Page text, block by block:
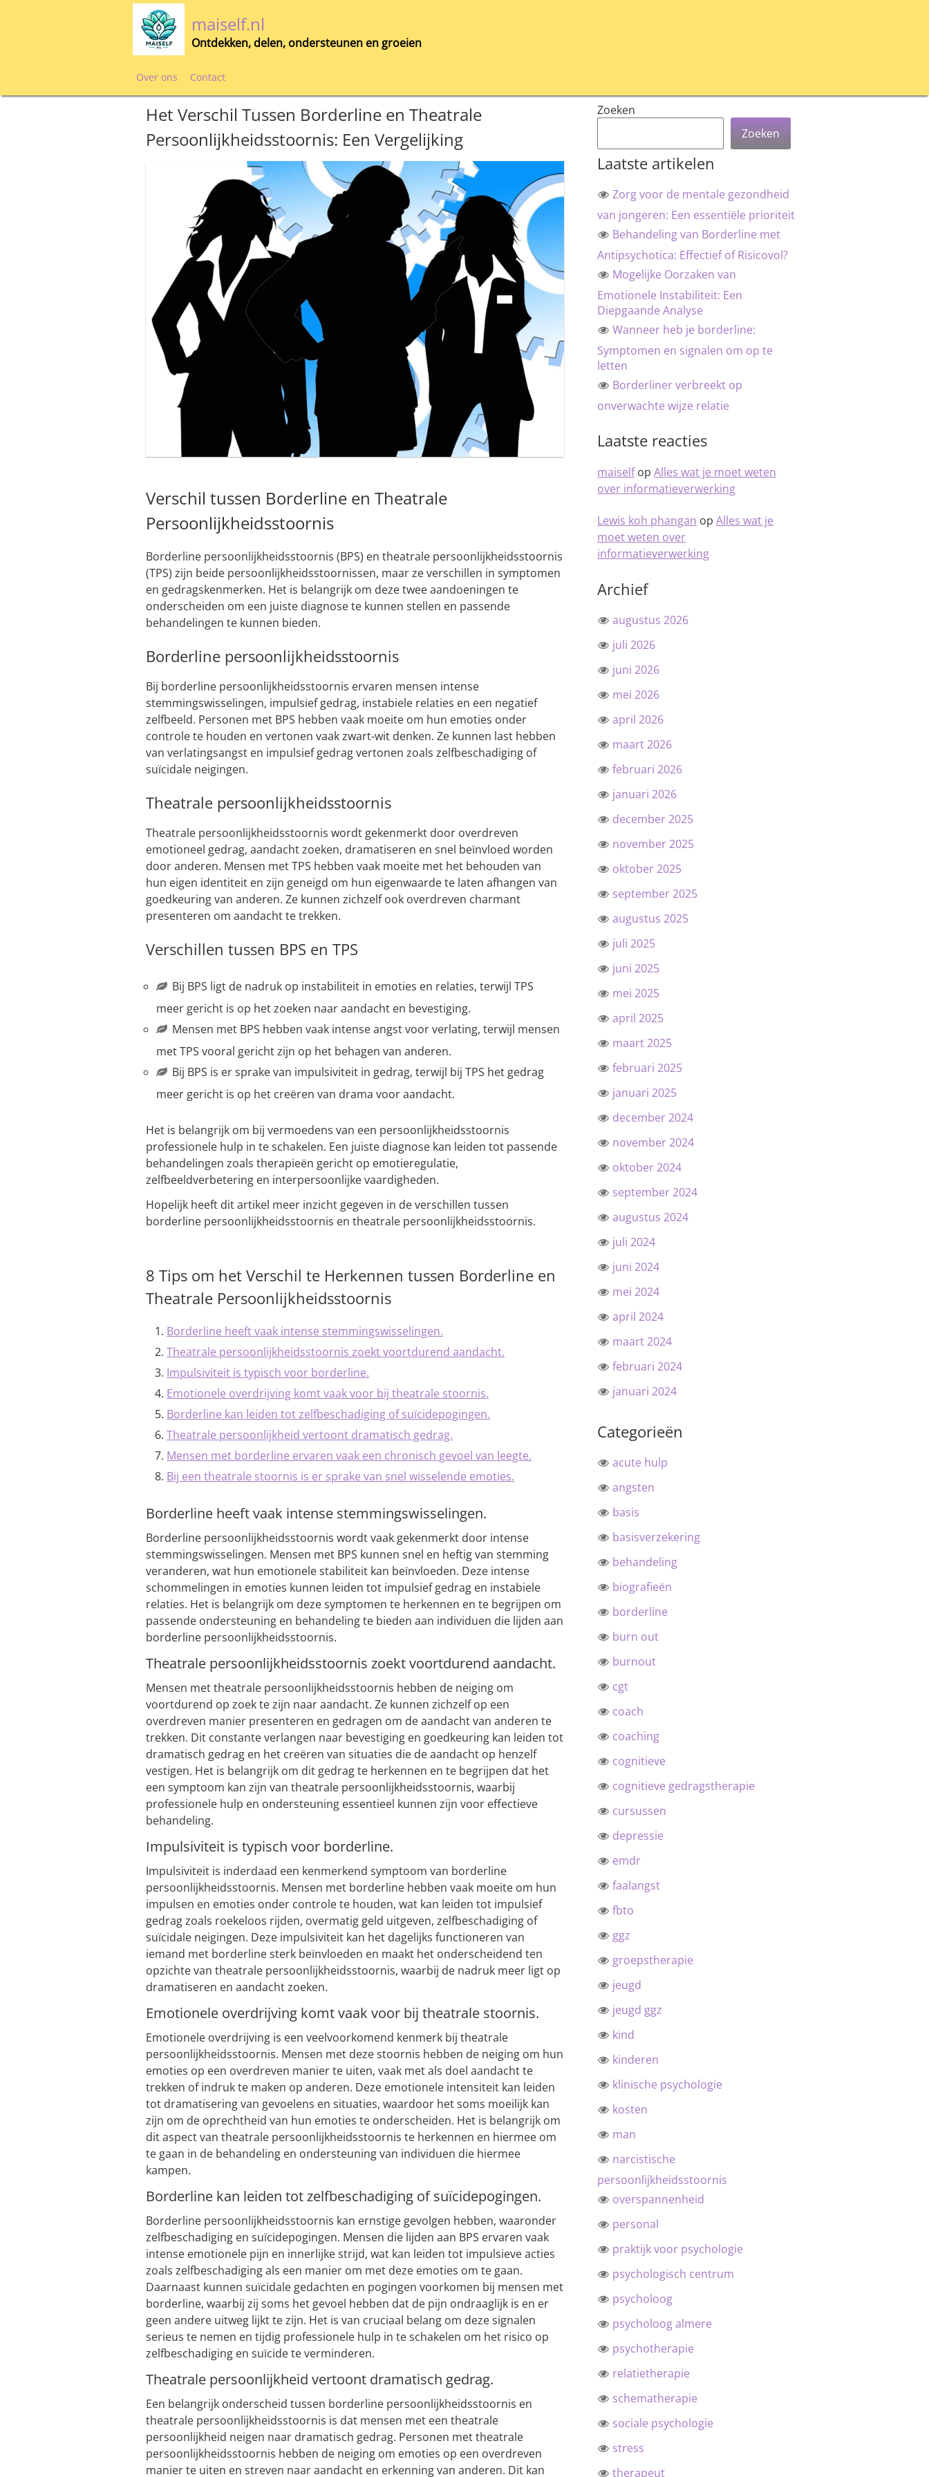
maiself.nl
Ontdekken, delen, ondersteunen en groeien
Over ons Contact
Het Verschil Tussen Borderline en Theatrale
Persoonlijkheidsstoornis: Een Vergelijking
Verschil tussen Borderline en Theatrale
Persoonlijkheidsstoornis
Borderline persoonlijkheidsstoornis (BPS) en theatrale persoonlijkheidsstoornis
(TPS) zijn beide persoonlijkheidsstoornissen, maar ze verschillen in symptomen
en gedragskenmerken. Het is belangrijk om deze twee aandoeningen te
onderscheiden om een juiste diagnose te kunnen stellen en passende
behandelingen te kunnen bieden.
Borderline persoonlijkheidsstoornis
Bij borderline persoonlijkheidsstoornis ervaren mensen intense
stemmingswisselingen, impulsief gedrag, instabiele relaties en een negatief
zelfbeeld. Personen met BPS hebben vaak moeite om hun emoties onder
controle te houden en vertonen vaak zwart-wit denken. Ze kunnen last hebben
van verlatingsangst en impulsief gedrag vertonen zoals zelfbeschadiging of
suïcidale neigingen.
Theatrale persoonlijkheidsstoornis
Theatrale persoonlijkheidsstoornis wordt gekenmerkt door overdreven
emotioneel gedrag, aandacht zoeken, dramatiseren en snel beïnvloed worden
door anderen. Mensen met TPS hebben vaak moeite met het behouden van
hun eigen identiteit en zijn geneigd om hun eigenwaarde te laten afhangen van
goedkeuring van anderen. Ze kunnen zichzelf ook overdreven charmant
presenteren om aandacht te trekken.
Verschillen tussen BPS en TPS
Bij BPS ligt de nadruk op instabiliteit in emoties en relaties, terwijl TPS
meer gericht is op het zoeken naar aandacht en bevestiging.
Mensen met BPS hebben vaak intense angst voor verlating, terwijl mensen
met TPS vooral gericht zijn op het behagen van anderen.
Bij BPS is er sprake van impulsiviteit in gedrag, terwijl bij TPS het gedrag
meer gericht is op het creëren van drama voor aandacht.
Het is belangrijk om bij vermoedens van een persoonlijkheidsstoornis
professionele hulp in te schakelen. Een juiste diagnose kan leiden tot passende
behandelingen zoals therapieën gericht op emotieregulatie,
zelfbeeldverbetering en interpersoonlijke vaardigheden.
Hopelijk heeft dit artikel meer inzicht gegeven in de verschillen tussen
borderline persoonlijkheidsstoornis en theatrale persoonlijkheidsstoornis.
8 Tips om het Verschil te Herkennen tussen Borderline en
Theatrale Persoonlijkheidsstoornis
Borderline heeft vaak intense stemmingswisselingen.
Theatrale persoonlijkheidsstoornis zoekt voortdurend aandacht.
Impulsiviteit is typisch voor borderline.
Emotionele overdrijving komt vaak voor bij theatrale stoornis.
Borderline kan leiden tot zelfbeschadiging of suïcidepogingen.
Theatrale persoonlijkheid vertoont dramatisch gedrag.
Mensen met borderline ervaren vaak een chronisch gevoel van leegte.
Bij een theatrale stoornis is er sprake van snel wisselende emoties.
Borderline heeft vaak intense stemmingswisselingen.
Borderline persoonlijkheidsstoornis wordt vaak gekenmerkt door intense
stemmingswisselingen. Mensen met BPS kunnen snel en heftig van stemming
veranderen, wat hun emotionele stabiliteit kan beïnvloeden. Deze intense
schommelingen in emoties kunnen leiden tot impulsief gedrag en instabiele
relaties. Het is belangrijk om deze symptomen te herkennen en te begrijpen om
passende ondersteuning en behandeling te bieden aan individuen die lijden aan
borderline persoonlijkheidsstoornis.
Theatrale persoonlijkheidsstoornis zoekt voortdurend aandacht.
Mensen met theatrale persoonlijkheidsstoornis hebben de neiging om
voortdurend op zoek te zijn naar aandacht. Ze kunnen zichzelf op een
overdreven manier presenteren en gedragen om de aandacht van anderen te
trekken. Dit constante verlangen naar bevestiging en goedkeuring kan leiden tot
dramatisch gedrag en het creëren van situaties die de aandacht op henzelf
vestigen. Het is belangrijk om dit gedrag te herkennen en te begrijpen dat het
een symptoom kan zijn van theatrale persoonlijkheidsstoornis, waarbij
professionele hulp en ondersteuning essentieel kunnen zijn voor effectieve
behandeling.
Impulsiviteit is typisch voor borderline.
Impulsiviteit is inderdaad een kenmerkend symptoom van borderline
persoonlijkheidsstoornis. Mensen met borderline hebben vaak moeite om hun
impulsen en emoties onder controle te houden, wat kan leiden tot impulsief
gedrag zoals roekeloos rijden, overmatig geld uitgeven, zelfbeschadiging of
suïcidale neigingen. Deze impulsiviteit kan het dagelijks functioneren van
iemand met borderline sterk beïnvloeden en maakt het onderscheidend ten
opzichte van theatrale persoonlijkheidsstoornis, waarbij de nadruk meer ligt op
dramatiseren en aandacht zoeken.
Emotionele overdrijving komt vaak voor bij theatrale stoornis.
Emotionele overdrijving is een veelvoorkomend kenmerk bij theatrale
persoonlijkheidsstoornis. Mensen met deze stoornis hebben de neiging om hun
emoties op een overdreven manier te uiten, vaak met als doel aandacht te
trekken of indruk te maken op anderen. Deze emotionele intensiteit kan leiden
tot dramatisering van gevoelens en situaties, waardoor het soms moeilijk kan
zijn om de oprechtheid van hun emoties te onderscheiden. Het is belangrijk om
dit aspect van theatrale persoonlijkheidsstoornis te herkennen en hiermee om
te gaan in de behandeling en ondersteuning van individuen die hiermee
kampen.
Borderline kan leiden tot zelfbeschadiging of suïcidepogingen.
Borderline persoonlijkheidsstoornis kan ernstige gevolgen hebben, waaronder
zelfbeschadiging en suïcidepogingen. Mensen die lijden aan BPS ervaren vaak
intense emotionele pijn en innerlijke strijd, wat kan leiden tot impulsieve acties
zoals zelfbeschadiging als een manier om met deze emoties om te gaan.
Daarnaast kunnen suïcidale gedachten en pogingen voorkomen bij mensen met
borderline, waarbij zij soms het gevoel hebben dat de pijn ondraaglijk is en er
geen andere uitweg lijkt te zijn. Het is van cruciaal belang om deze signalen
serieus te nemen en tijdig professionele hulp in te schakelen om het risico op
zelfbeschadiging en suïcide te verminderen.
Theatrale persoonlijkheid vertoont dramatisch gedrag.
Een belangrijk onderscheid tussen borderline persoonlijkheidsstoornis en
theatrale persoonlijkheidsstoornis is dat mensen met een theatrale
persoonlijkheid neigen naar dramatisch gedrag. Personen met theatrale
persoonlijkheidsstoornis hebben de neiging om emoties op een overdreven
manier te uiten en streven naar aandacht en erkenning van anderen. Dit kan
Zoeken
Zoeken
Laatste artikelen
Zorg voor de mentale gezondheid
van jongeren: Een essentiële prioriteit
Behandeling van Borderline met
Antipsychotica: Effectief of Risicovol?
Mogelijke Oorzaken van
Emotionele Instabiliteit: Een
Diepgaande Analyse
Wanneer heb je borderline:
Symptomen en signalen om op te
letten
Borderliner verbreekt op
onverwachte wijze relatie
Laatste reacties
maiselfop Alles wat je moet weten
over informatieverwerking
Lewis koh phangan op Alles wat je
moet weten over
informatieverwerking
Archief
augustus 2026
juli 2026
juni 2026
mei 2026
april 2026
maart 2026
februari 2026
januari 2026
december 2025
november 2025
oktober 2025
september 2025
augustus 2025
juli 2025
juni 2025
mei 2025
april 2025
maart 2025
februari 2025
januari 2025
december 2024
november 2024
oktober 2024
september 2024
augustus 2024
juli 2024
juni 2024
mei 2024
april 2024
maart 2024
februari 2024
januari 2024
Categorieën
acute hulp
angsten
basis
basisverzekering
behandeling
biografieën
borderline
burn out
burnout
cgt
coach
coaching
cognitieve
cognitieve gedragstherapie
cursussen
depressie
emdr
faalangst
fbto
ggz
groepstherapie
jeugd
jeugd ggz
kind
kinderen
klinische psychologie
kosten
man
narcistische
persoonlijkheidsstoornis
overspannenheid
personal
praktijk voor psychologie
psychologisch centrum
psycholoog
psycholoog almere
psychotherapie
relatietherapie
schematherapie
sociale psychologie
stress
therapeut